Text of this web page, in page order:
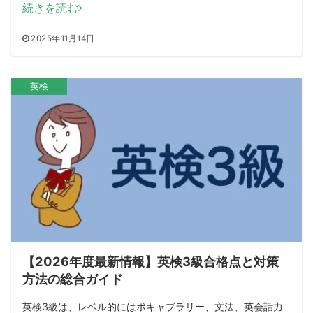
2025年11月14日
続きを読む
英検
【2026年度最新情報】英検3級合格点と対策
方法の総合ガイド
英検3級は、レベル的にはボキャブラリー、文法、英会話力